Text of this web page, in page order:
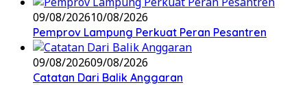
09/08/202610/08/2026
Pemprov Lampung Perkuat Peran Pesantren
09/08/202609/08/2026
Catatan Dari Balik Anggaran